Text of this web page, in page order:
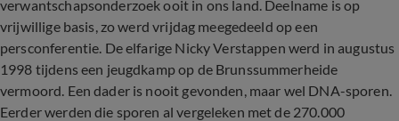
verwantschapsonderzoek ooit in ons land. Deelname is op
vrijwillige basis, zo werd vrijdag meegedeeld op een
persconferentie. De elfarige Nicky Verstappen werd in augustus
1998 tijdens een jeugdkamp op de Brunssummerheide
vermoord. Een dader is nooit gevonden, maar wel DNA-sporen.
Eerder werden die sporen al vergeleken met de 270.000